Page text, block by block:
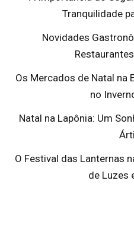
Tranquilidade
Novidades
Os Mercados de Natal na
no
Natal na Lapônia: Um
O Festival das Lanternas
de Luzes